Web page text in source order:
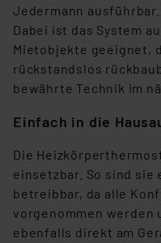
Jedermann ausführbar.
Dabei ist das System
Mietobjekte geeignet,
rückstandslos
bewährte Technik im
Einfach in die
Die
einsetzbar. So sind
betreibbar, da alle
vorgenommen werden
ebenfalls direkt am